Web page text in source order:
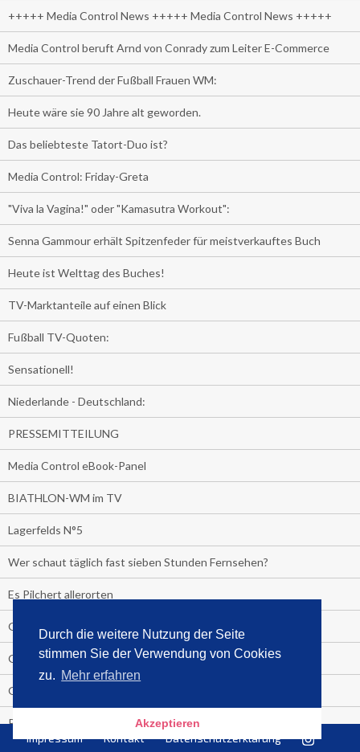
Durch die weitere Nutzung der Seite
stimmen Sie der Verwendung von Cookies
zu. Mehr erfahren
Akzeptieren
+++++ Media Control News +++++ Media Control News +++++
Media Control beruft Arnd von Conrady zum Leiter E-Commerce
Zuschauer-Trend der Fußball Frauen WM:
Heute wäre sie 90 Jahre alt geworden.
Das beliebteste Tatort-Duo ist?
Media Control: Friday-Greta
"Viva la Vagina!" oder "Kamasutra Workout":
Senna Gammour erhält Spitzenfeder für meistverkauftes Buch
Heute ist Welttag des Buches!
TV-Marktanteile auf einen Blick
Fußball TV-Quoten:
Sensationell!
Niederlande - Deutschland:
PRESSEMITTEILUNG
Media Control eBook-Panel
BIATHLON-WM im TV
Lagerfelds N°5
Wer schaut täglich fast sieben Stunden Fernsehen?
Es Pilchert allerorten
Geheime Promi-Bücher-Bestenliste
Gratis-E-Book-Aktionen
Gefahr fürs Dschungelcamp!
PRESSEMITTEILUNG
Impressum Kontakt Datenschutzerklärung